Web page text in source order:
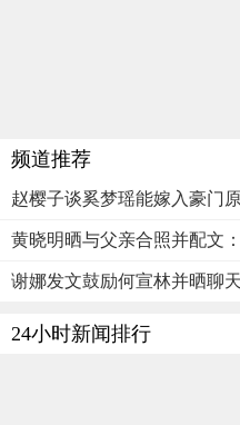
频道推荐
赵樱子谈奚梦瑶能嫁入豪门
黄晓明晒与父亲合照并配文
谢娜发文鼓励何宣林并晒聊
24小时新闻排行